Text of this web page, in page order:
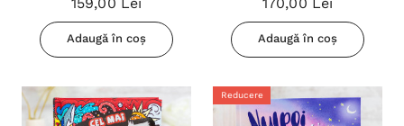
(Maro/Rosu)
Adaugă în coș Adaugă în coș
Reducere